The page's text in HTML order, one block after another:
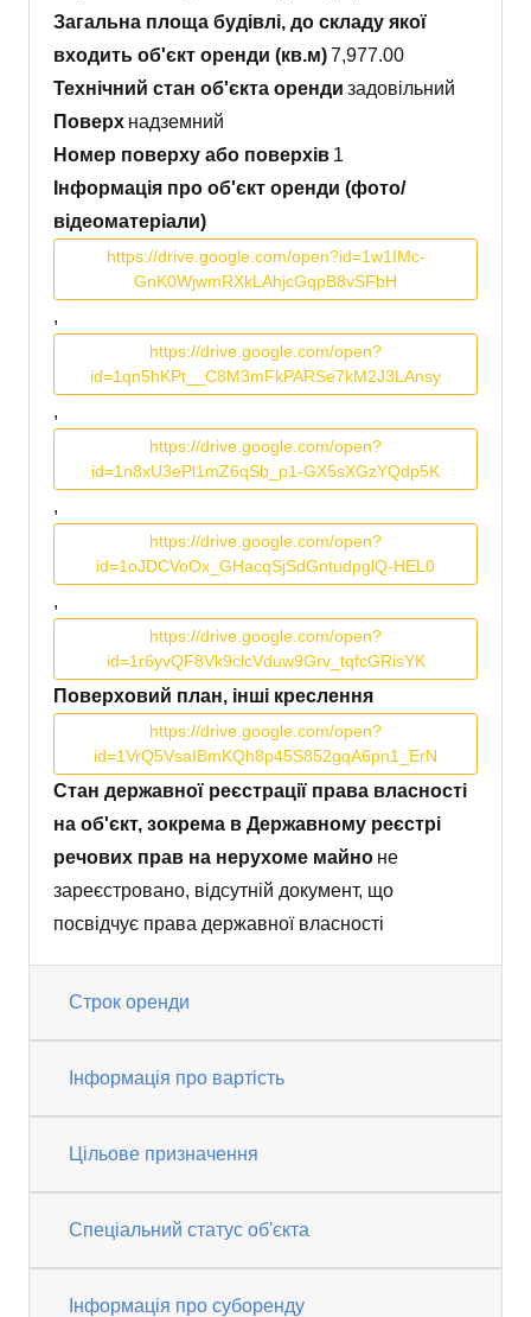
Загальна площа будівлі, до складу якої
входить об'єкт оренди (кв.м)7,977.00
Технічний стан об'єкта оренди задовільний
Поверх надземний
Номер поверху або поверхів 1
Інформація про об'єкт оренди (фото/
відеоматеріали)
https://drive.google.com/open?id=1w1IMc-
GnK0WjwmRXkLAhjcGqpB8vSFbH
,
https://drive.google.com/open?
id=1qn5hKPt__C8M3mFkPARSe7kM2J3LAnsy
,
https://drive.google.com/open?
id=1n8xU3ePl1mZ6qSb_p1-GX5sXGzYQdp5K
,
https://drive.google.com/open?
id=1oJDCVoOx_GHacqSjSdGntudpglQ-HEL0
,
https://drive.google.com/open?
id=1r6yvQF8Vk9clcVduw9Grv_tqfcGRisYK
Поверховий план, інші креслення
https://drive.google.com/open?
id=1VrQ5VsaIBmKQh8p45S852gqA6pn1_ErN
Стан державної реєстрації права власності
на об'єкт, зокрема в Державному реєстрі
речових прав на нерухоме майно не
зареєстровано, відсутній документ, що
посвідчує права державної власності
Строк оренди
Інформація про вартість
Цільове призначення
Спеціальний статус об'єкта
Інформація про суборенду